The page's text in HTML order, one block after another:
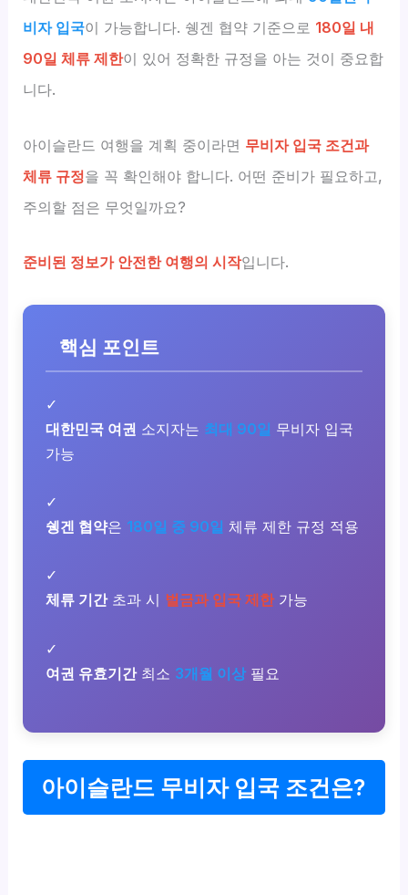
비자 입국이 가능합니다. 쉥겐 협약 기준으로 180일 내
90일 체류 제한이 있어 정확한 규정을 아는 것이 중요합
니다.
아이슬란드 여행을 계획 중이라면 무비자 입국 조건과
체류 규정을 꼭 확인해야 합니다. 어떤 준비가 필요하고,
주의할 점은 무엇일까요?
준비된 정보가 안전한 여행의 시작입니다.
핵심 포인트
✓
대한민국 여권 소지자는 최대 90일 무비자 입국
가능
✓
쉥겐 협약은 180일 중 90일 체류 제한 규정 적용
✓
체류 기간초과 시 벌금과 입국 제한가능
✓
여권 유효기간최소 3개월 이상 필요
아이슬란드 무비자 입국 조건은?